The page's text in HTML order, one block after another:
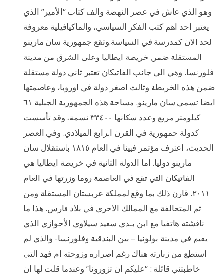
وهو الذي عاش في عصر النهضة والف كتاب “الأمير” الذي
يعتبر احد اهم كتب الفكر السياسي، والماكيافيلية معروفة
لحد الان كمدرسة في السياسة.وتقع جمهورية سان مارينو
المستقلة ضمن خريطة ايطاليا وعلى الشرق من مدينة
فلورنسا. وهي الى جانب الفاتيكان تعتبر ثاني دولة مستقلة
ضمن هذه الخريطة وثالث اصغر دولة في اوروبا، وعاصمتها
ايضا تسمى سان مارينو. مساحة هذه الجمهورية الجبلية ٦١
كيلومتر مربع وعدد سكانها ٣٣٤٠٠ نسمة، وقد تأسست
كدولة جمهورية في القرن الرابع الميلادي. وفي العصر
الحديث، اعترف مؤتمر فيينا في العام ١٨١٥ باستقلال سان
مارينو دوليا. اما الدولة الثانية في خريطة ايطاليا هي
الفاتيكان التي تقع في العاصمة روما وزرتها في العام
٢٠١١. قارن ذلك بما وقع لمملكة عربستان المستقلة ومن
ثم المتحالفة مع الممالك الاخرى في بلاد فارس. هذا ما
ناقشته هاتفيا مع ابن بلدي سعيد سيلاوي الأحوازي الذي
يقيم في مدينة بولونيا – بين البندقية وفلورنسا- والذي لم
استطع من زيارته هناك رغم اصراره وزوجته ام فهد التي
خاطبتني قائلة : “عليكم ان تزورونا” وعندما قلت لها ان